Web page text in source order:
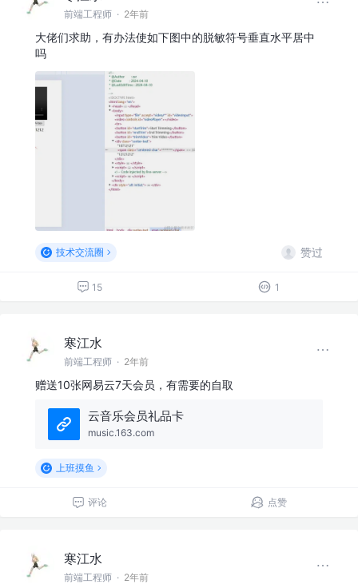
前端工程师 · 2年前
大佬们求助，有办法使如下图中的脱敏符号垂直水平居中
吗
技术交流圈 赞过
15 1
寒江水
前端工程师 · 2年前
赠送10张网易云7天会员，有需要的自取
云音乐会员礼品卡
music.163.com
上班摸鱼
评论 点赞
寒江水
前端工程师 · 2年前